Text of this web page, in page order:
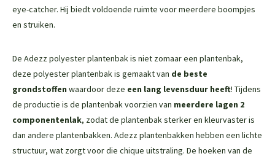
eye-catcher. Hij biedt voldoende ruimte voor meerdere boompjes
en struiken.
De Adezz polyester plantenbak is niet zomaar een plantenbak,
deze polyester plantenbak is gemaakt van de beste
grondstoffen waardoor deze een lang levensduur heeft! Tijdens
de productie is de plantenbak voorzien van meerdere lagen 2
componentenlak, zodat de plantenbak sterker en kleurvaster is
dan andere plantenbakken. Adezz plantenbakken hebben een lichte
structuur, wat zorgt voor die chique uitstraling. De hoeken van de